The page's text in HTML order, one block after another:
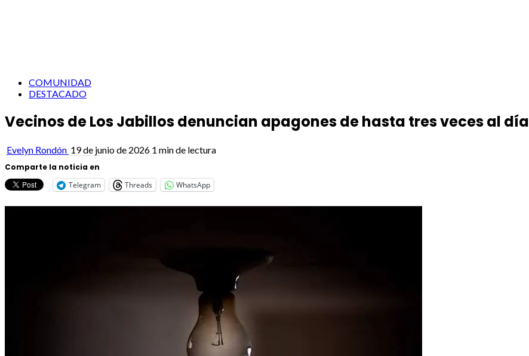
COMUNIDAD
DESTACADO
Vecinos de Los Jabillos denuncian apagones de hasta tres veces al día
Evelyn Rondón 19 de junio de 2026 1 min de lectura
Comparte la noticia en
Telegram
Threads WhatsApp